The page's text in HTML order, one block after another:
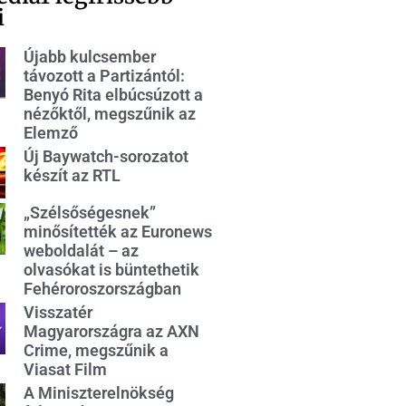
Újabb kulcsember
távozott a Partizántól:
Benyó Rita elbúcsúzott a
nézőktől, megszűnik az
Elemző
Új Baywatch-sorozatot
készít az RTL
„Szélsőségesnek”
minősítették az Euronews
weboldalát – az
olvasókat is büntethetik
Fehéroroszországban
Visszatér
Magyarországra az AXN
Crime, megszűnik a
Viasat Film
A Miniszterelnökség